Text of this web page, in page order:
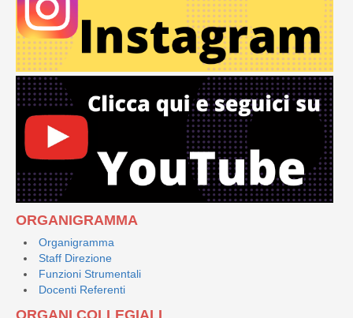
ORGANIGRAMMA
Organigramma
Staff Direzione
Funzioni Strumentali
Docenti Referenti
ORGANI COLLEGIALI